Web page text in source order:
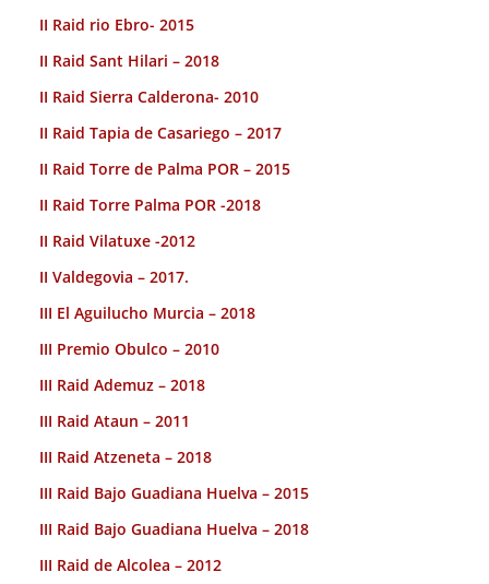
II Raid rio Ebro- 2015
II Raid Sant Hilari – 2018
II Raid Sierra Calderona- 2010
II Raid Tapia de Casariego – 2017
II Raid Torre de Palma POR – 2015
II Raid Torre Palma POR -2018
II Raid Vilatuxe -2012
II Valdegovia – 2017.
III El Aguilucho Murcia – 2018
III Premio Obulco – 2010
III Raid Ademuz – 2018
III Raid Ataun – 2011
III Raid Atzeneta – 2018
III Raid Bajo Guadiana Huelva – 2015
III Raid Bajo Guadiana Huelva – 2018
III Raid de Alcolea – 2012